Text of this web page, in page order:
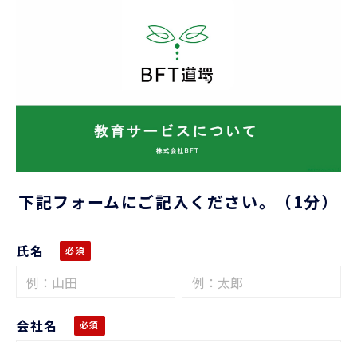
下記フォームにご記入ください。（1分）
氏名
会社名